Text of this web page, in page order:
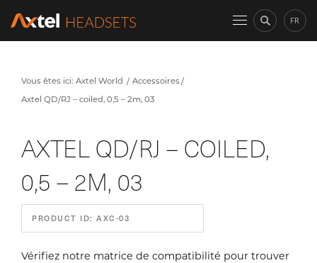
FR
Vous êtes ici: Axtel World
Accessoires
Axtel QD/RJ – coiled, 0,5 – 2m, 03
AXTEL QD/RJ – COILED,
0,5 – 2M, 03
PRODUCT ID: AXC-03
Vérifiez notre matrice de compatibilité pour trouver